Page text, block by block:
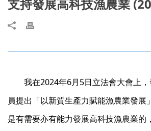
支持發展高科技漁農業
我在2024年6月5日立法會大會上
員提出「以新質生產力賦能漁農業發展
是有需要亦有能力發展高科技漁農業的